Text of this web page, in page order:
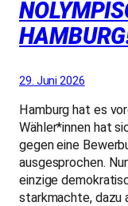
29. Juni 2026
Hamburg hat es
Wähler*innen hat
gegen eine
ausgesprochen.
einzige
starkmachte, dazu